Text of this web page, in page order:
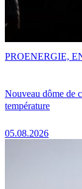
Nouveau dôme de
température
05.08.2026
PROENERGIE,